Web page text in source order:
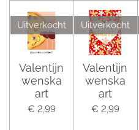
Uitverkocht
Valentijn
wenska
art
€ 2,99
Uitverkocht
Valentijn
wenska
art
€ 2,99